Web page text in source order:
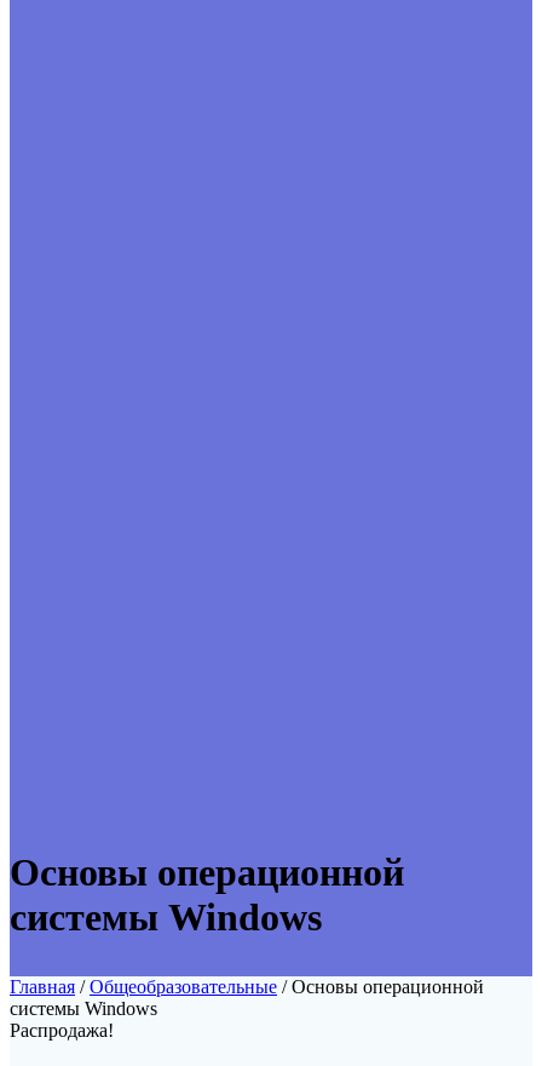
Основы операционной
системы Windows
Главная /Общеобразовательные / Основы операционной
системы Windows
Распродажа!